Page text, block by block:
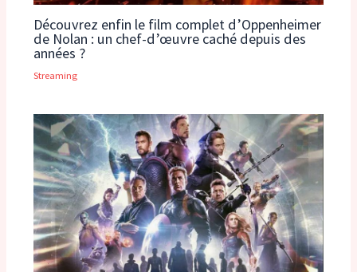
Découvrez enfin le film complet d’Oppenheimer
de Nolan : un chef-d’œuvre caché depuis des
années ?
Streaming